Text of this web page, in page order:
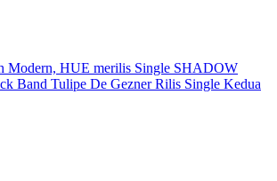
Modern, HUE merilis Single SHADOW
Band Tulipe De Gezner Rilis Single Kedua